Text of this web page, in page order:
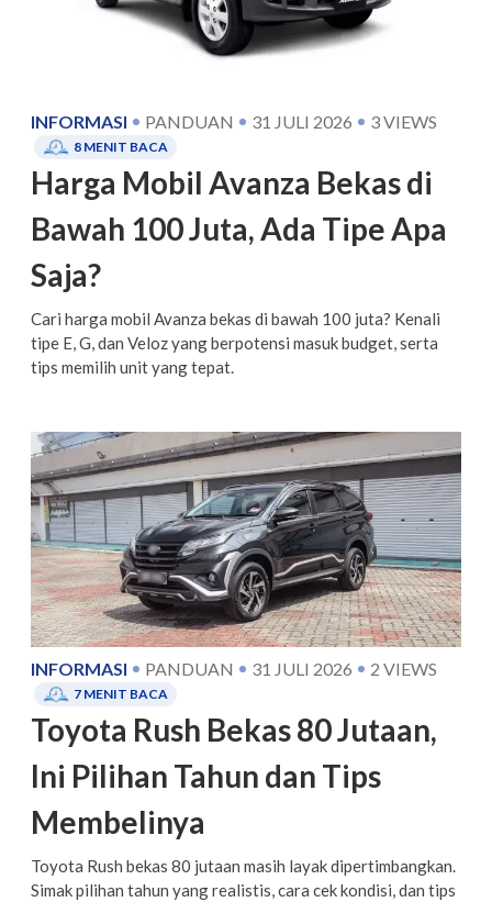
INFORMASI PANDUAN 31 JULI 2026 3VIEWS
8 MENIT BACA
Harga Mobil Avanza Bekas di
Bawah 100 Juta, Ada Tipe Apa
Saja?
Cari harga mobil Avanza bekas di bawah 100 juta? Kenali
tipe E, G, dan Veloz yang berpotensi masuk budget, serta
tips memilih unit yang tepat.
INFORMASI PANDUAN 31 JULI 2026 2 VIEWS
7 MENIT BACA
Toyota Rush Bekas 80 Jutaan,
Ini Pilihan Tahun dan Tips
Membelinya
Toyota Rush bekas 80 jutaan masih layak dipertimbangkan.
Simak pilihan tahun yang realistis, cara cek kondisi, dan tips